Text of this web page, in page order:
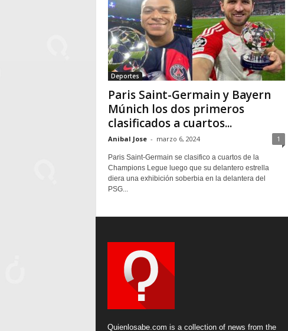
Deportes
Paris Saint-Germain y Bayern
Múnich los dos primeros
clasificados a cuartos...
Anibal Jose - marzo 6, 2024 1
Paris Saint-Germain se clasifico a cuartos de la
Champions Legue luego que su delantero estrella
diera una exhibición soberbia en la delantera del
PSG...
Quienlosabe.com is a collection of news from the